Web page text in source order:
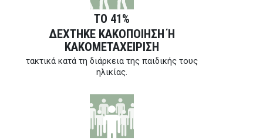
ΤΟ 41%
ΔΕΧΤΗΚΕ ΚΑΚΟΠΟΙΗΣΗ Ή
ΚΑΚΟΜΕΤΑΧΕΙΡΙΣΗ
τακτικά κατά τη διάρκεια της παιδικής τους
ηλικίας.